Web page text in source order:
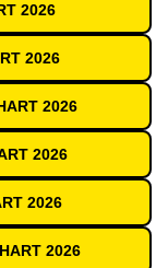
2026
2026
2026
2026
2026
2026